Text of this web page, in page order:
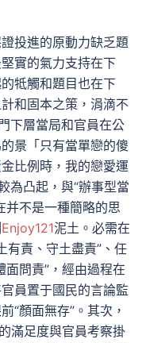
投進的原動力缺乏題
實的氣力支持在下
牴觸和題目也在下
和固本之策，涓滴不
下層當局和官員在公
景「只有當單戀的傻
比例時，我的戀愛運
為凸起，與“辦事型當
并不是一種簡略的思
Enjoy121泥土。必需在
有責、守土盡責”、任
問責”，經由過程在
員置于國民的言論監
“顏面無存”。其次，
滿足度與官員考察掛